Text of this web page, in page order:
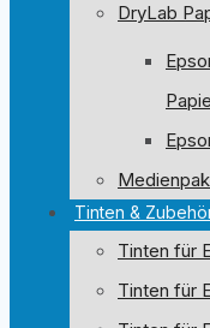
DryLab
Tinten &
Tinten für
Tinten für